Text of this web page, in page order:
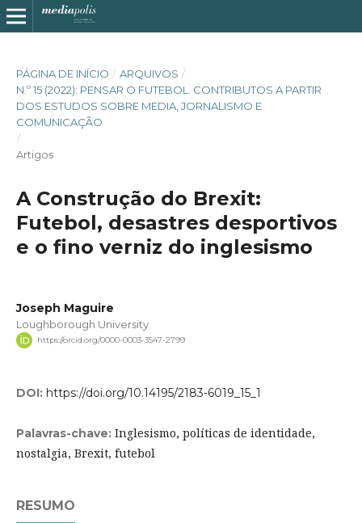
PÁGINA DE INÍCIO / ARQUIVOS /
N.º 15 (2022): PENSAR O FUTEBOL. CONTRIBUTOS A PARTIR
DOS ESTUDOS SOBRE MEDIA, JORNALISMO E
COMUNICAÇÃO
/
Artigos
A Construção do Brexit:
Futebol, desastres desportivos
e o fino verniz do inglesismo
Joseph Maguire
Loughborough University
https://orcid.org/0000-0003-3547-2799
DOI: https://doi.org/10.14195/2183-6019_15_1
Palavras-chave: Inglesismo, políticas de identidade,
nostalgia, Brexit, futebol
RESUMO